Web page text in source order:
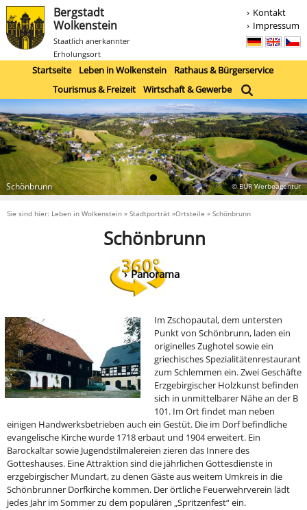
Bergstadt
Wolkenstein
Staatlich anerkannter
Erholungsort
Kontakt
Impressum
Startseite Leben in Wolkenstein
Rathaus & Bürgerservice
Tourismus & Freizeit
Wirtschaft & Gewerbe
© BUR Werbeagentur
Schönbrunn
Sie sind hier: Leben in Wolkenstein » Stadtporträt »Ortsteile » Schönbrunn
Schönbrunn
Panorama
Im Zschopautal, dem untersten
Punkt von Schönbrunn, laden ein
originelles Zughotel sowie ein
griechisches Spezialitätenrestaurant
zum Schlemmen ein. Zwei Geschäfte
Erzgebirgischer Holzkunst befinden
sich in unmittelbarer Nähe an der B
101. Im Ort findet man neben
einigen Handwerksbetrieben auch ein Gestüt. Die im Dorf befindliche
evangelische Kirche wurde 1718 erbaut und 1904 erweitert. Ein
Barockaltar sowie Jugendstilmalereien zieren das Innere des
Gotteshauses. Eine Attraktion sind die jährlichen Gottesdienste in
erzgebirgischer Mundart, zu denen Gäste aus weitem Umkreis in die
Schönbrunner Dorfkirche kommen. Der örtliche Feuerwehrverein lädt
jedes Jahr im Sommer zu dem populären „Spritzenfest“ ein.